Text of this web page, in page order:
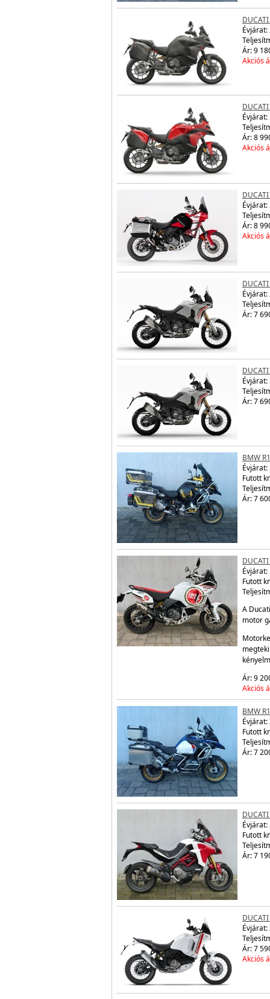
Évjárat:
Ár: 9
Akciós
Évjárat:
Ár: 8
Akciós
DUCATI
Évjárat:
Ár: 8
Akciós
DUCATI
Évjárat:
Ár: 7
DUCATI
Évjárat:
Ár: 7
BMW
Évjárat:
Futott
Ár: 7
DUCATI
Évjárat:
Futott
A
motor
Ár: 9
Akciós
BMW
Évjárat:
Futott
Ár: 7
Évjárat:
Futott
Ár: 7
DUCATI
Évjárat:
Ár: 7
Akciós